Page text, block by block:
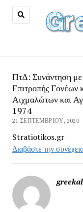
ΠτΔ: Συνάντηση με
Επιτροπής
Αιχμαλώτων και
1974
21 ΣΕΠΤΕΜΒΡΊΟΥ, 2020
Stratiotikos.gr
Διαβάστε την